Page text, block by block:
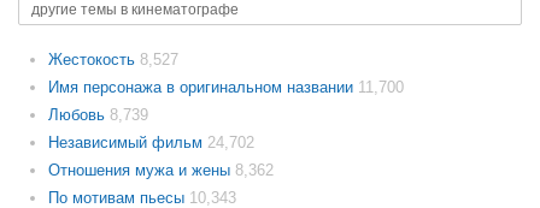
другие темы в кинематографе
Жестокость 8,527
Имя персонажа в оригинальном названии 11,700
Любовь 8,739
Независимый фильм 24,702
Отношения мужа и жены 8,362
По мотивам пьесы 10,343